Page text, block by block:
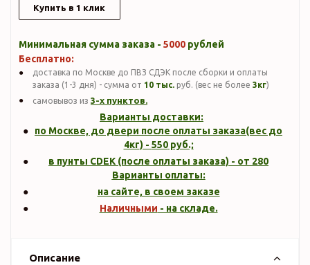
Купить в 1 клик
Минимальная сумма заказа - 5000 рублей
Бесплатно:
доставка по Москве до ПВЗ СДЭК после сборки и оплаты
заказа (1-3 дня) - сумма от 10 тыс. руб. (вес не более 3кг)
самовывоз из 3-х пунктов.
Варианты доставки:
по Москве, до двери после оплаты заказа(вес до
4кг) - 550руб.;
в пунты CDEK (после оплаты заказа) - от 280
Варианты оплаты:
на сайте, в своем заказе
Наличными - на складе.
Описание